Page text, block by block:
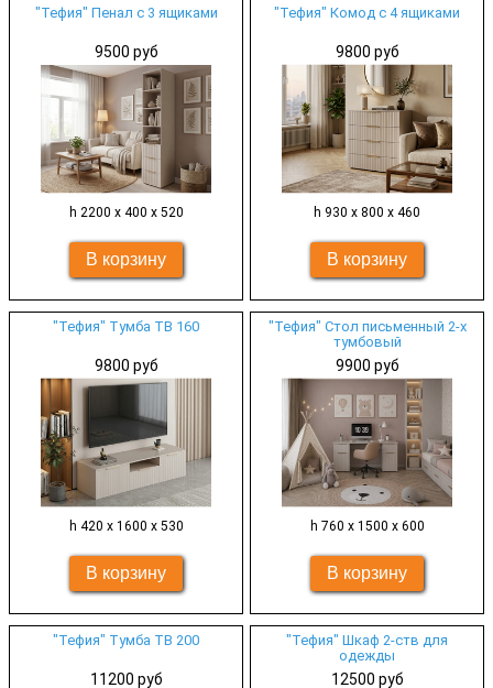
"Тефия" Пенал с 3 ящиками
9500 руб
h 2200 х 400 х 520
"Тефия" Комод с 4 ящиками
9800 руб
h 930 х 800 х 460
"Тефия" Тумба ТВ 160
9800 руб
h 420 х 1600 х 530
"Тефия" Стол письменный 2-х
тумбовый
9900 руб
h 760 х 1500 х 600
"Тефия" Тумба ТВ 200
11200 руб
"Тефия" Шкаф 2-ств для
одежды
12500 руб